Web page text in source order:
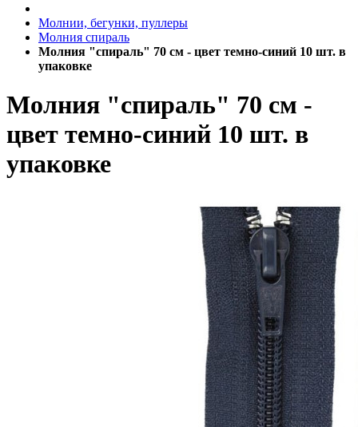
Молнии, бегунки, пуллеры
Молния спираль
Молния "спираль" 70 см - цвет темно-синий 10 шт. в
упаковке
Молния "спираль" 70 см -
цвет темно-синий 10 шт. в
упаковке